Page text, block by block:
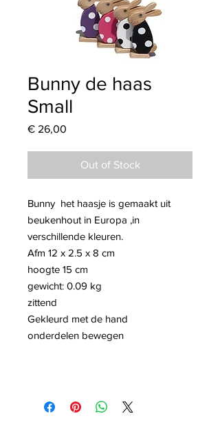
Bunny de haas
Small
€ 26,00
Out of Stock
Bunny het haasje is gemaakt uit
beukenhout in Europa ,in
verschillende kleuren.
Afm 12 x 2.5 x 8 cm
hoogte 15 cm
gewicht: 0.09 kg
zittend
Gekleurd met de hand
onderdelen bewegen